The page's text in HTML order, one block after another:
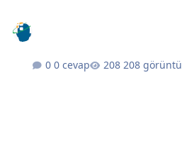
0 cevap 208 görüntü